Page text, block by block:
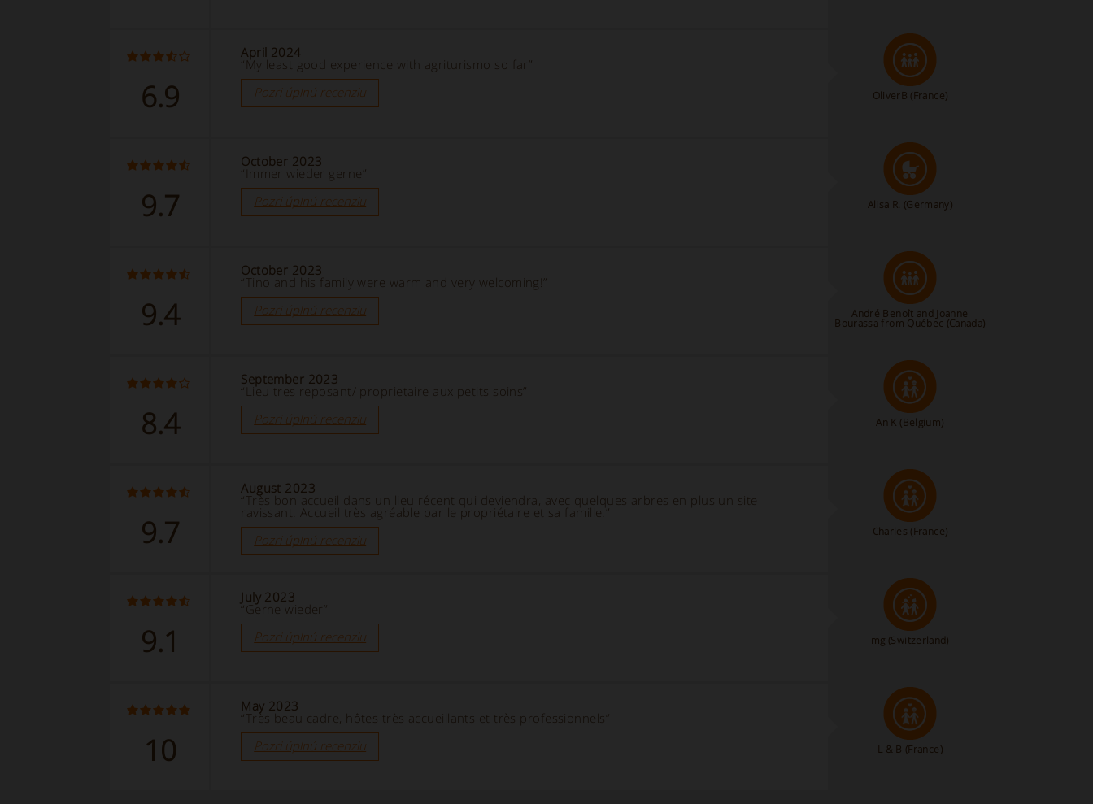
OliverB (France)
April 2024
“My least good experience with agriturismo so far”
Pozri úplnú recenziu
6.9
Alisa R. (Germany)
October 2023
“Immer wieder gerne”
Pozri úplnú recenziu
9.7
André Benoît and Joanne
Bourassa from Québec (Canada)
October 2023
“Tino and his family were warm and very welcoming!”
Pozri úplnú recenziu
9.4
An K (Belgium)
September 2023
“Lieu tres reposant/ proprietaire aux petits soins”
Pozri úplnú recenziu
8.4
Charles (France)
August 2023
“Très bon accueil dans un lieu récent qui deviendra, avec quelques arbres en plus un site
ravissant. Accueil très agréable par le propriétaire et sa famille.”
Pozri úplnú recenziu
9.7
mg (Switzerland)
July 2023
“Gerne wieder”
Pozri úplnú recenziu
9.1
L & B (France)
May 2023
“Très beau cadre, hôtes très accueillants et très professionnels”
Pozri úplnú recenziu
10